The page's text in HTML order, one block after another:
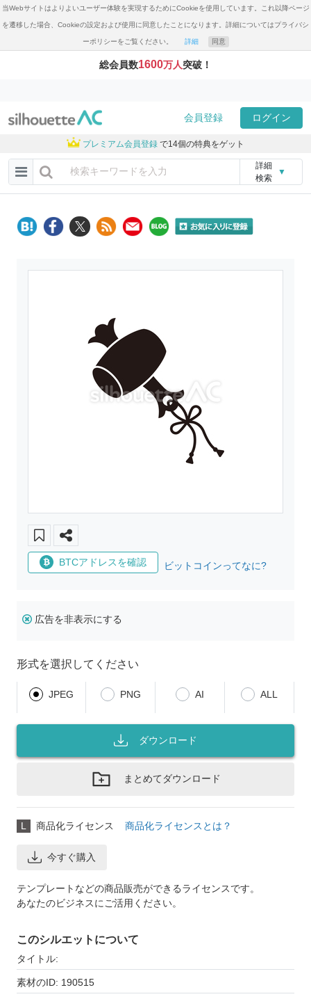
当Webサイトはよりよいユーザー体験を実現するためにCookieを使用しています。これ以降ページ
を遷移した場合、Cookieの設定および使用に同意したことになります。詳細についてはプライバシ
ーポリシーをご覧ください。 詳細 同意
総会員数1600万人突破！
会員登録 ログイン
プレミアム会員登録 で14個の特典をゲット
詳細
検索
▼
BTCアドレスを確認 ビットコインってなに?
広告を非表示にする
形式を選択してください
JPEG PNG AI ALL
ダウンロード
まとめてダウンロード
L 商品化ライセンス 商品化ライセンスとは？
今すぐ購入
テンプレートなどの商品販売ができるライセンスです。
あなたのビジネスにご活用ください。
このシルエットについて
タイトル:
素材のID: 190515